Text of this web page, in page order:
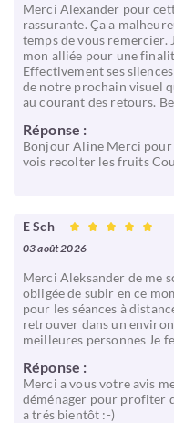
Merci Alexander pour
rassurante. Ça a
temps de vous remercier.
mon alliée pour une
Effectivement ses
de notre prochain visuel
au courant des retours.
Réponse :
Bonjour Aline Merci pour
vois recolter les fruits
E Sch
03 août 2026
Merci Aleksander de me
obligée de subir en ce
pour les séances à
retrouver dans un
meilleures personnes Je
Réponse :
Merci a vous votre avis
déménager pour profiter
a trés bientôt :-)